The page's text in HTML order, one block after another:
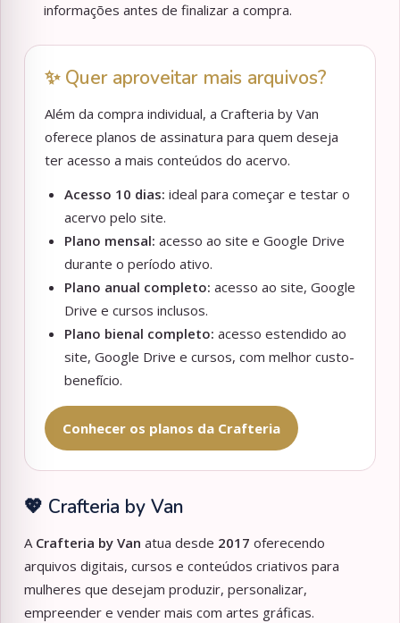
informações antes de finalizar a compra.
✨ Quer aproveitar mais arquivos?
Além da compra individual, a Crafteria by Van
oferece planos de assinatura para quem deseja
ter acesso a mais conteúdos do acervo.
Acesso 10 dias: ideal para começar e testar o
acervo pelo site.
Plano mensal: acesso ao site e Google Drive
durante o período ativo.
Plano anual completo: acesso ao site, Google
Drive e cursos inclusos.
Plano bienal completo: acesso estendido ao
site, Google Drive e cursos, com melhor custo-
benefício.
Conhecer os planos da Crafteria
💖 Crafteria by Van
A Crafteria by Van atua desde 2017 oferecendo
arquivos digitais, cursos e conteúdos criativos para
mulheres que desejam produzir, personalizar,
empreender e vender mais com artes gráficas.